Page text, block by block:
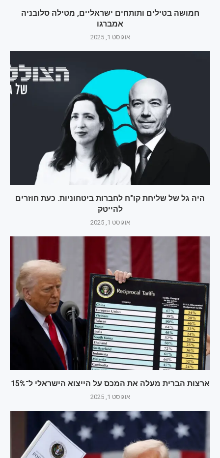
חמושה בטילים ותותחים ישראליים, מטילה סלובניה
אמברגו
אוגוסט 1, 2025
היה גל של שליחת קו"ח לחברות ביטחוניות. כעת חוזרים
להייטק
אוגוסט 1, 2025
ארצות הברית מעלה את המכס על הייצוא הישראלי ל־15%
אוגוסט 1, 2025